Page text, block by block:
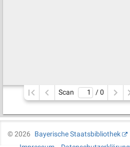
Scan / 0
©2026
Bayerische Staatsbibliothek